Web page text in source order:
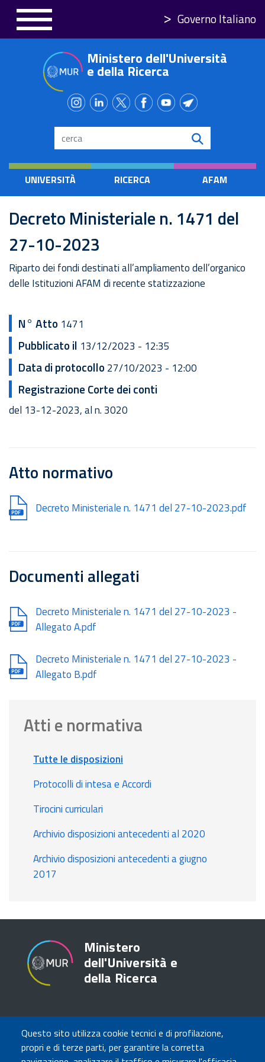
principale
Governo Italiano
Questo sito utilizza cookie tecnici e di profilazione,
propri e di terze parti, per garantire la corretta
Ministero dell'Università
e della Ricerca
Search
UNIVERSITÀ RICERCA AFAM
Decreto Ministeriale n. 1471 del
27-10-2023
Riparto dei fondi destinati all’ampliamento dell’organico
delle Istituzioni AFAM di recente statizzazione
N° Atto 1471
Pubblicato il 13/12/2023 - 12:35
Data di protocollo 27/10/2023 - 12:00
Registrazione Corte dei conti
del 13-12-2023, al n. 3020
Atto normativo
Document
Decreto Ministeriale n. 1471 del 27-10-2023.pdf
Documenti allegati
Document
Decreto Ministeriale n. 1471 del 27-10-2023 -
Allegato A.pdf
Document
Decreto Ministeriale n. 1471 del 27-10-2023 -
Allegato B.pdf
Atti e normativa
Tutte le disposizioni
Protocolli di intesa e Accordi
Tirocini curriculari
Archivio disposizioni antecedenti al 2020
Archivio disposizioni antecedenti a giugno
2017
Ministero
dell'Università e
della Ricerca
TRASPARENZA
Amministrazione Trasparente
Atti di notifica